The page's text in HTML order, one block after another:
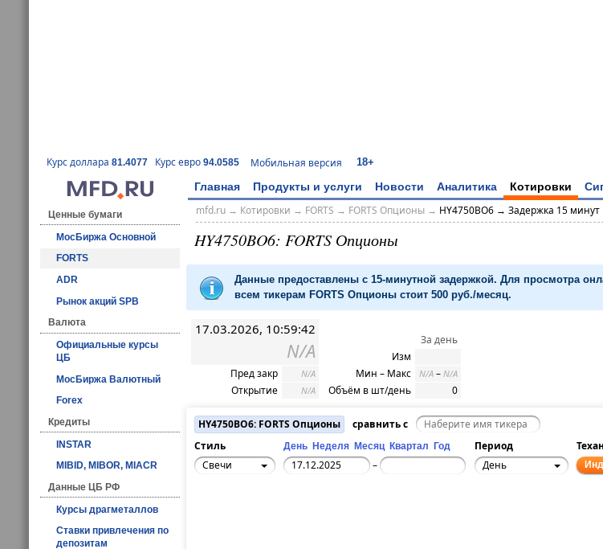
Курс доллара 81.4077 Курс евро 94.0585 Мобильная версия 18+
Главная Продукты и услуги Новости Аналитика Котировки
Ценные бумаги
МосБиржа Основной
FORTS
ADR
Рынок акций SPB
Валюта
Официальные курсы
ЦБ
МосБиржа Валютный
Forex
Кредиты
INSTAR
MIBID, MIBOR, MIACR
Данные ЦБ РФ
Курсы драгметаллов
Ставки привлечения по
депозитам
mfd.ru→ Котировки → FORTS → FORTS Опционы→ HY4750BO6 → Задержка 15 минут
HY4750BO6: FORTS Опционы
Данные предоставлены с 15-минутной задержкой. Для просмотра
всем тикерам FORTS Опционы стоит 500 руб./месяц.
17.03.2026, 10:59:42
N/A
Пред закр N/A
Открытие N/A
За день
Изм
Мин – Макс
N/A – N/A
Объём в шт/день 0
HY4750BO6: FORTS Опционы
сравнить с
Стиль
День Неделя Месяц Квартал Год Период
Свечи
– День